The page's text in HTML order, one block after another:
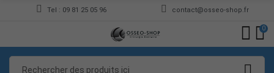
Tel : 09 81 25 05 96 contact@osseo-shop.fr
0